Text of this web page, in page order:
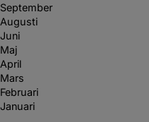
September
Augusti
Juni
Maj
April
Mars
Februari
Januari